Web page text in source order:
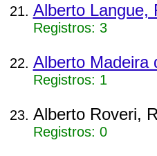
Alberto Langue,
Registros: 3
Alberto Madeira
Registros: 1
Alberto Roveri, R
Registros: 0